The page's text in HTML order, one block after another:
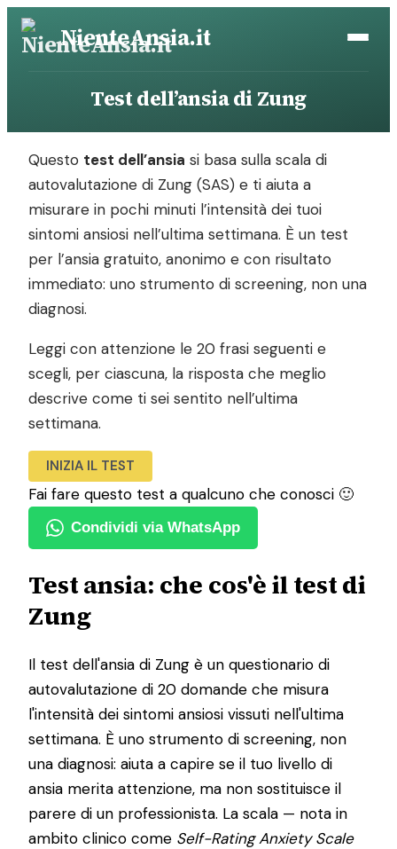
Vai
NienteAnsia.it
Test dell’ansia di Zung
Questo test dell’ansia si basa sulla scala di
autovalutazione di Zung (SAS) e ti aiuta a
misurare in pochi minuti l’intensità dei tuoi
sintomi ansiosi nell’ultima settimana. È un test
per l’ansia gratuito, anonimo e con risultato
immediato: uno strumento di screening, non una
diagnosi.
Leggi con attenzione le 20 frasi seguenti e
scegli, per ciascuna, la risposta che meglio
descrive come ti sei sentito nell’ultima
settimana.
INIZIA IL TEST
Fai fare questo test a qualcuno che conosci 🙂
Condividi via WhatsApp
Test ansia: che cos'è il test di
Zung
Il test dell'ansia di Zung è un questionario di
autovalutazione di 20 domande che misura
l'intensità dei sintomi ansiosi vissuti nell'ultima
settimana. È uno strumento di screening, non
una diagnosi: aiuta a capire se il tuo livello di
ansia merita attenzione, ma non sostituisce il
parere di un professionista. La scala — nota in
ambito clinico come Self-Rating Anxiety Scale